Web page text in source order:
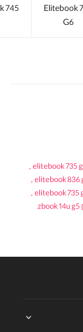
Elitebook
G6
745
elitebook 735
,
elitebook 836
,
elitebook 735
,
zbook 14u g5